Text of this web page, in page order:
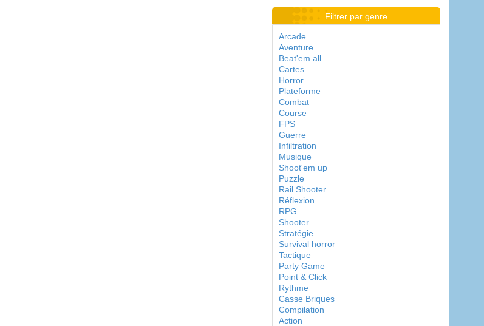
Filtrer par genre
Arcade
Aventure
Beat'em all
Cartes
Horror
Plateforme
Combat
Course
FPS
Guerre
Infiltration
Musique
Shoot'em up
Puzzle
Rail Shooter
Réflexion
RPG
Shooter
Stratégie
Survival horror
Tactique
Party Game
Point & Click
Rythme
Casse Briques
Compilation
Action